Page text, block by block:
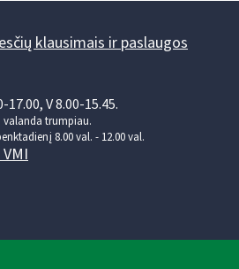
klausimais ir paslaugos
V 8.00-15.45.
valanda trumpiau.
8.00 val. - 12.00 val.